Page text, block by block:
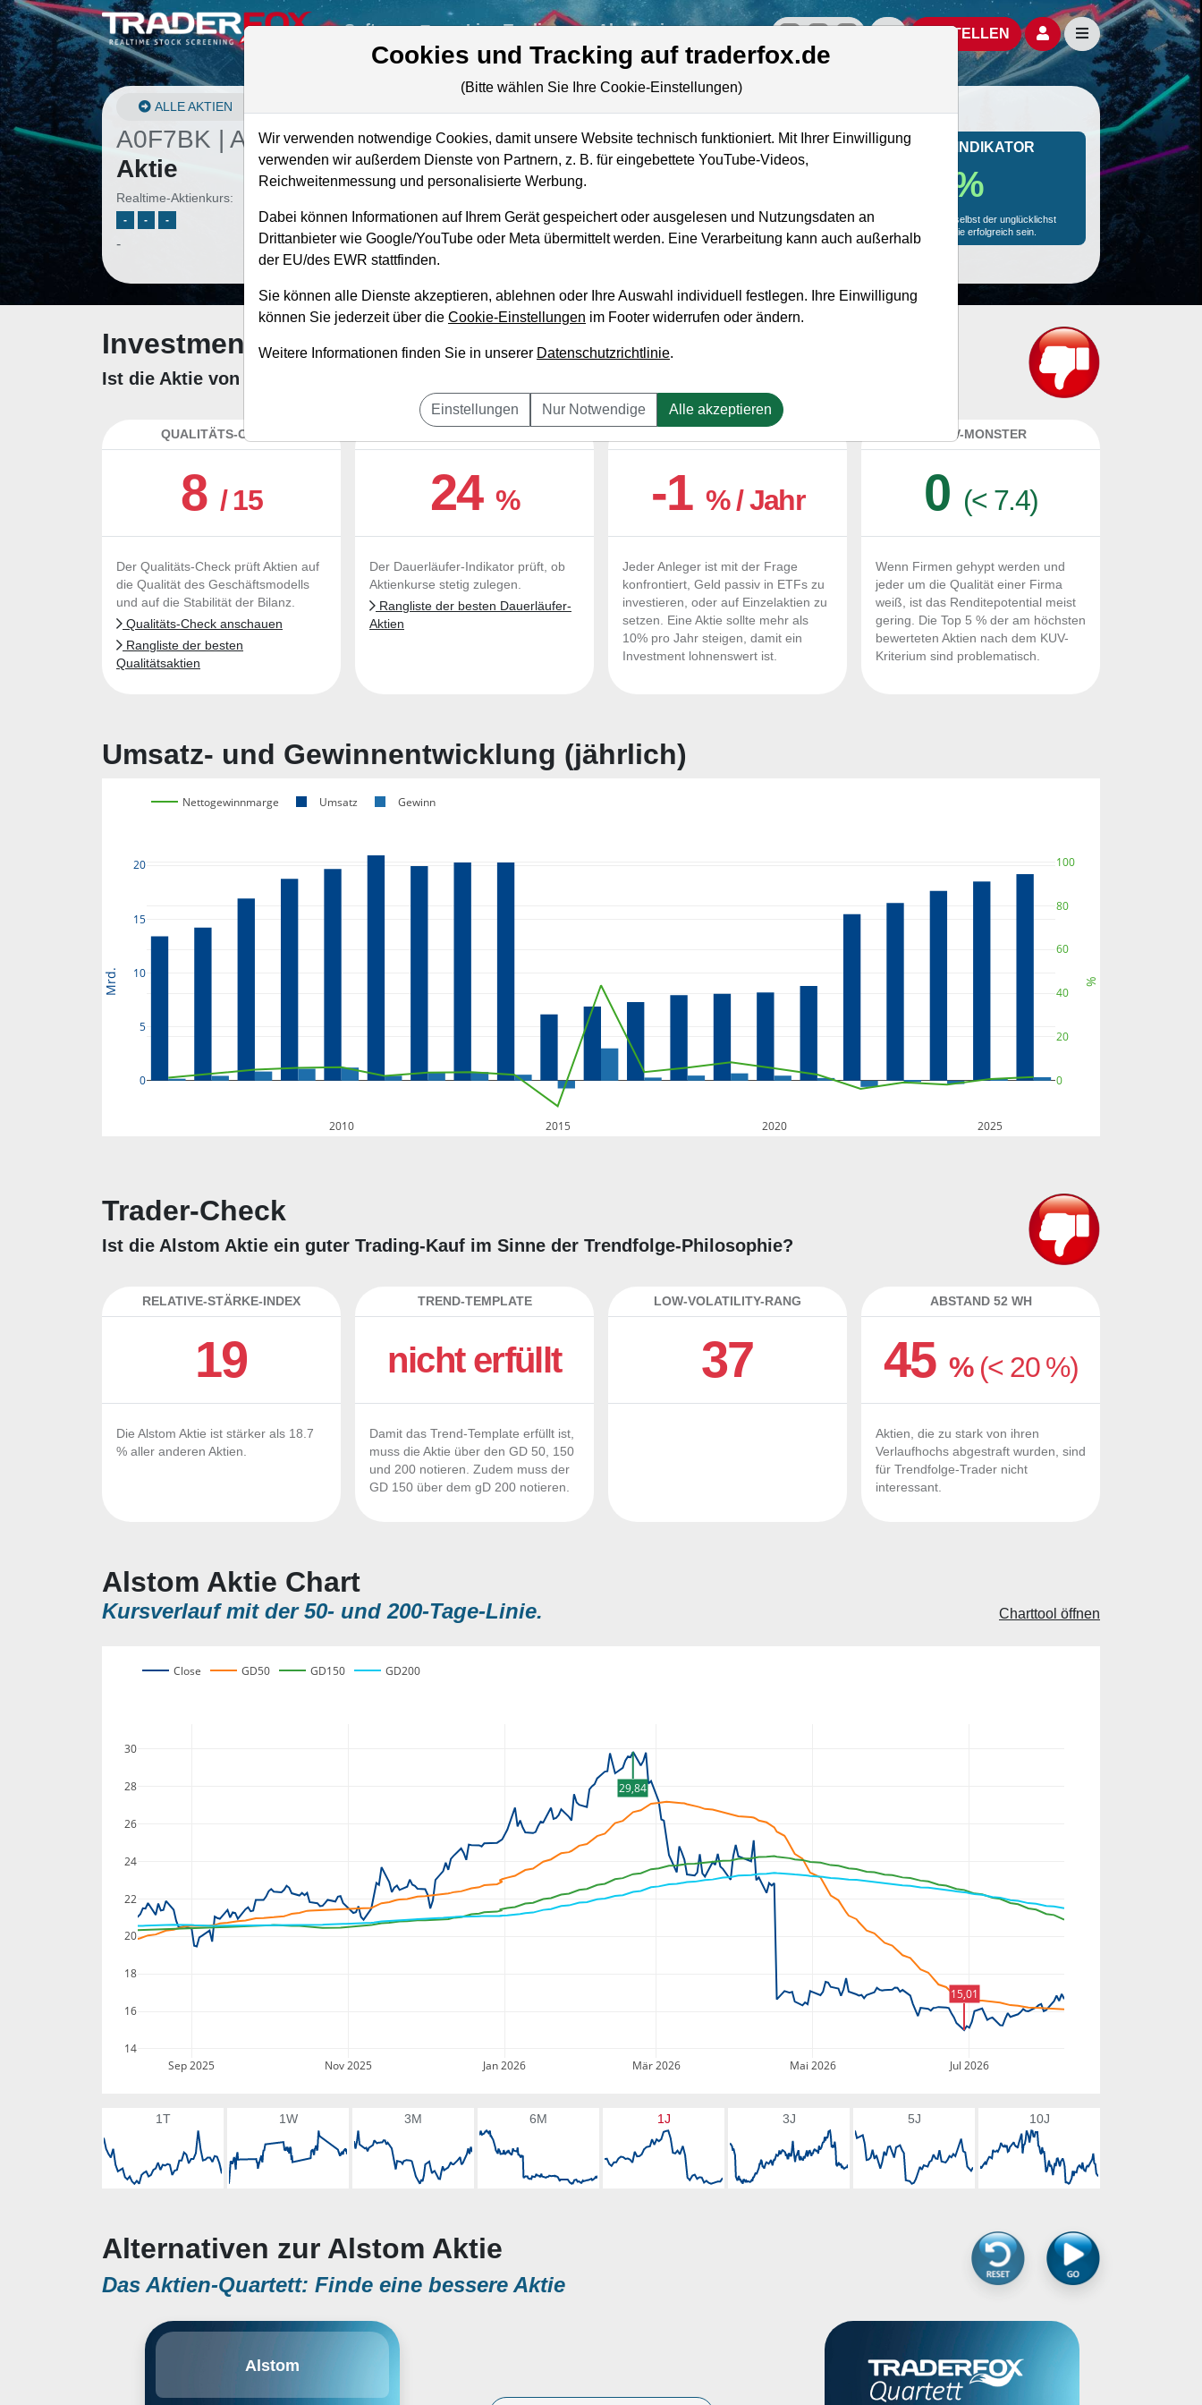
Software Live-Trading Akademie offizielle Social Media-AccountsAktien- und Artikelsuche öffnen
BESTELLEN Seitennavigation
ALLE AKTIEN
A0F7BK | AOMD–Alstom
Aktie
Realtime-Aktienkurs:
- - -
-
Marktkapitalisierung 7,72 Mrd. EUR
Unternehmenswert
Umsatz 19,17 Mrd. EUR
MONKEY-TRADER INDIKATOR
41.8 %
Mit 41.8 % Wahrscheinlichkeit wird selbst der unglücklichst
agierende Trader mit dieser Aktie erfolgreich sein.
Investment-Check: Kaufempfehlung?
Ist die Aktie von Alstom zum Kaufen und Liegenlassen geeignet?
QUALITÄTS-CHECK
8 / 15
Der Qualitäts-Check prüft Aktien auf
die Qualität des Geschäftsmodells
und auf die Stabilität der Bilanz.
Qualitäts-Check anschauen
Rangliste der besten
Qualitätsaktien
24 %
Der Dauerläufer-Indikator prüft, ob
Aktienkurse stetig zulegen.
Rangliste der besten Dauerläufer-
Aktien
-1 % / Jahr
Jeder Anleger ist mit der Frage
konfrontiert, Geld passiv in ETFs zu
investieren, oder auf Einzelaktien zu
setzen. Eine Aktie sollte mehr als
10% pro Jahr steigen, damit ein
Investment lohnenswert ist.
KUV-MONSTER
0 (< 7.4)
Wenn Firmen gehypt werden und
jeder um die Qualität einer Firma
weiß, ist das Renditepotential meist
gering. Die Top 5 % der am höchsten
bewerteten Aktien nach dem KUV-
Kriterium sind problematisch.
Umsatz- und Gewinnentwicklung (jährlich)
2010 2015 2020 2025
0
5
10
15
20
0
20
40
60
80
100
Nettogewinnmarge Umsatz Gewinn
Mrd. %
Trader-Check
Ist die Alstom Aktie ein guter Trading-Kauf im Sinne der Trendfolge-Philosophie?
RELATIVE-STÄRKE-INDEX
19
Die Alstom Aktie ist stärker als 18.7
% aller anderen Aktien.
TREND-TEMPLATE
nicht erfüllt
Damit das Trend-Template erfüllt ist,
muss die Aktie über den GD 50, 150
und 200 notieren. Zudem muss der
GD 150 über dem gD 200 notieren.
LOW-VOLATILITY-RANG
37
ABSTAND 52 WH
45% (< 20 %)
Aktien, die zu stark von ihren
Verlaufhochs abgestraft wurden, sind
für Trendfolge-Trader nicht
interessant.
Alstom Aktie Chart
Kursverlauf mit der 50- und 200-Tage-Linie. Charttool öffnen
Sep 2025 Nov 2025 Jan 2026 Mär 2026 Mai 2026 Jul 2026
14
16
18
20
22
24
26
28
30
Close GD50 GD150 GD200
29,84
15,01
1T 1W 3M 6M 1J 3J 5J 10J
Alternativen zur Alstom Aktie
Das Aktien-Quartett: Finde eine bessere Aktie
Alstom
Eisenbahnsektor von Alstom
Signalisierungsdienste und
Cookies und Tracking auf traderfox.de
(Bitte wählen Sie Ihre Cookie-Einstellungen)
Wir verwenden notwendige Cookies, damit unsere Website technisch funktioniert. Mit Ihrer Einwilligung
verwenden wir außerdem Dienste von Partnern, z. B. für eingebettete YouTube-Videos,
Reichweitenmessung und personalisierte Werbung.
Dabei können Informationen auf Ihrem Gerät gespeichert oder ausgelesen und Nutzungsdaten an
Drittanbieter wie Google/YouTube oder Meta übermittelt werden. Eine Verarbeitung kann auch außerhalb
der EU/des EWR stattfinden.
Sie können alle Dienste akzeptieren, ablehnen oder Ihre Auswahl individuell festlegen. Ihre Einwilligung
können Sie jederzeit über die Cookie-Einstellungen im Footer widerrufen oder ändern.
Weitere Informationen finden Sie in unserer Datenschutzrichtlinie.
Einstellungen Nur Notwendige Alle akzeptieren